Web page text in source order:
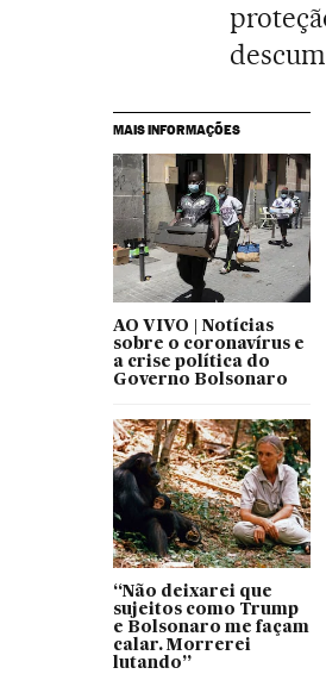
MAIS INFORMAÇÕES
AO VIVO | Notícias
sobre o coronavírus e
a crise política do
Governo Bolsonaro
“Não deixarei que
sujeitos como Trump
e Bolsonaro me façam
calar. Morrerei
lutando”